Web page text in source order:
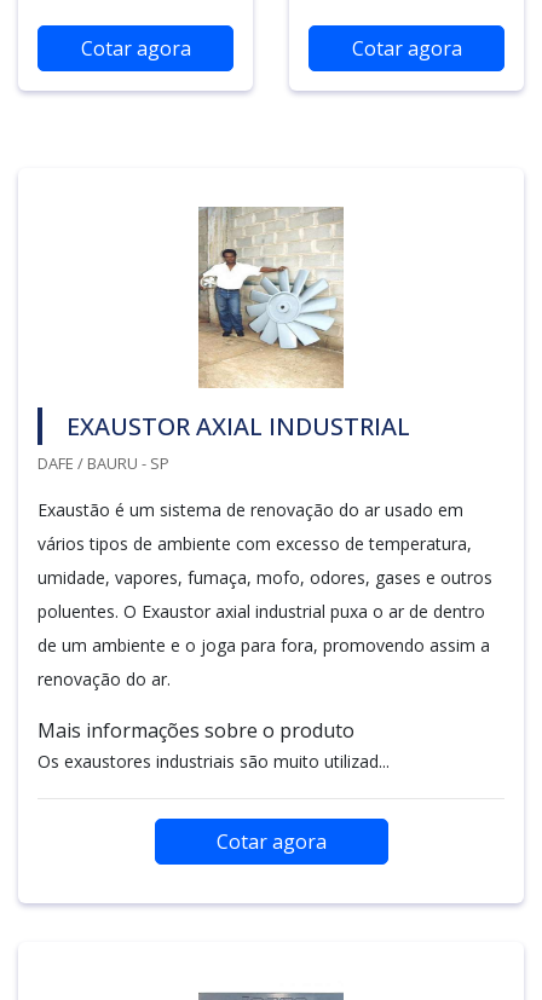
Cotar agora Cotar agora
EXAUSTOR AXIAL INDUSTRIAL
DAFE / BAURU - SP
Exaustão é um sistema de renovação do ar usado em
vários tipos de ambiente com excesso de temperatura,
umidade, vapores, fumaça, mofo, odores, gases e outros
poluentes. O Exaustor axial industrial puxa o ar de dentro
de um ambiente e o joga para fora, promovendo assim a
renovação do ar.
Mais informações sobre o produto
Os exaustores industriais são muito utilizad...
Cotar agora